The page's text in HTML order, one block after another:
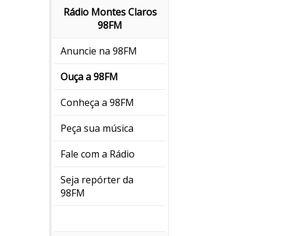
Rádio Montes Claros
98FM
Anuncie na 98FM
Ouça a 98FM
Conheça a 98FM
Peça sua música
Fale com a Rádio
Seja repórter da
98FM